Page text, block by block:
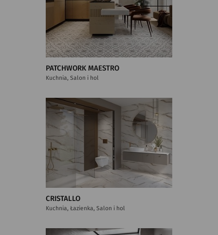
PATCHWORK MAESTRO
Kuchnia, Salon i hol
CRISTALLO
Kuchnia, Łazienka, Salon i hol